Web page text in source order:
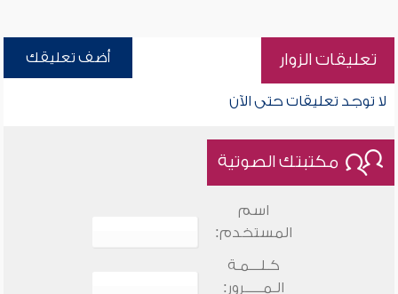
تعليقات الزوار أضف تعليقك
لا توجد تعليقات حتى الآن
مكتبتك الصوتية
اسم
المستخدم:
كـلـــمـة
الـمـــــرور: